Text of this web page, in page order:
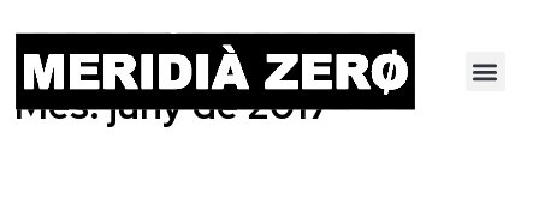
Mes:juny de 2017